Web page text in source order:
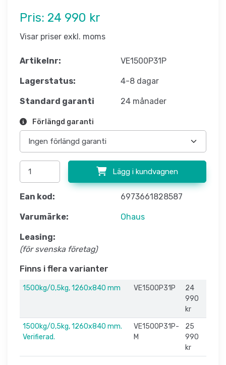
Pris: 24 990 kr
Visar priser exkl. moms
Artikelnr: VE1500P31P
Lagerstatus: 4-8 dagar
Standard garanti 24 månader
Förlängd garanti
Lägg i kundvagnen
Ean kod: 6973661828587
Varumärke: Ohaus
Leasing:
(för svenska företag)
Finns i flera varianter
1500kg/0,5kg, 1260x840 mm VE1500P31P
24
990
kr
1500kg/0,5kg, 1260x840 mm.
Verifierad.
VE1500P31P-
M
25
990
kr